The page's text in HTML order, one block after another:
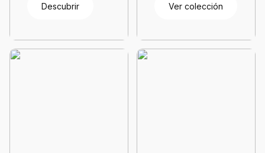
Descubrir Ver colección